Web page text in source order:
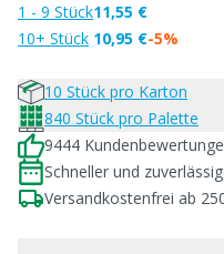
1 - 9 Stück
10+ Stück
11,55 €
10,95 €-5%
10 Stück pro Karton
840 Stück pro Palette
9444
Schneller und
Versandkostenfrei ab